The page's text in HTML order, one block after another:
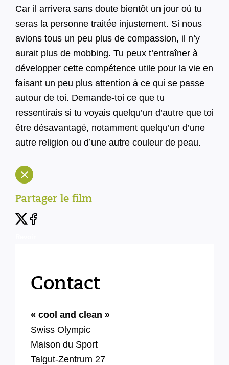
Car il arrivera sans doute bientôt un jour où tu
seras la personne traitée injustement. Si nous
avions tous un peu plus de compassion, il n’y
aurait plus de mobbing. Tu peux t’entraîner à
développer cette compétence utile pour la vie en
faisant un peu plus attention à ce qui se passe
autour de toi. Demande-toi ce que tu
ressentirais si tu voyais quelqu’un d’autre que toi
être désavantagé, notamment quelqu’un d’une
autre religion ou d’une autre couleur de peau.
Partager le film
Contact
« cool and clean »
Swiss Olympic
Maison du Sport
Talgut-Zentrum 27